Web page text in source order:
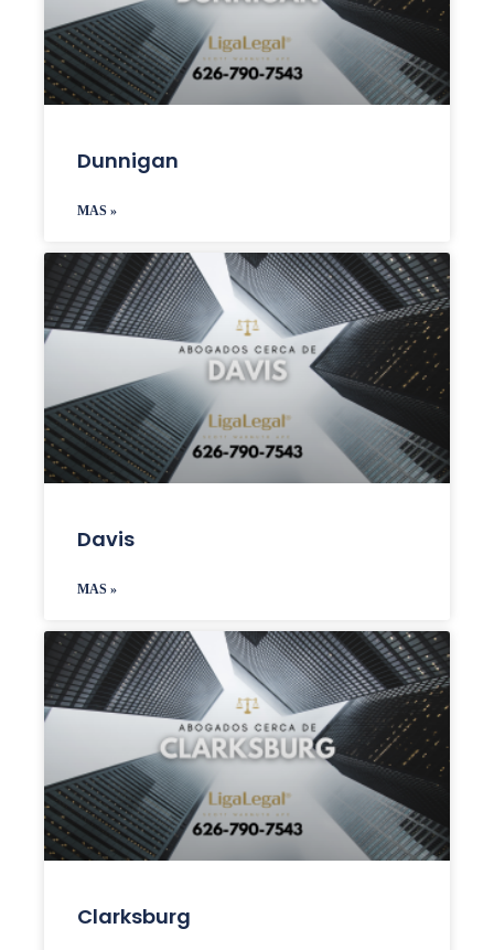
Dunnigan
MAS »
Davis
MAS »
Clarksburg